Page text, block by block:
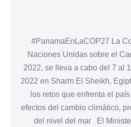
#PanamaEnLaCOP27 La
Naciones Unidas sobre el
2022, se lleva a cabo del 7 al
2022 en Sharm El Sheikh,
los retos que enfrenta el
efectos del cambio climático,
del nivel del mar El